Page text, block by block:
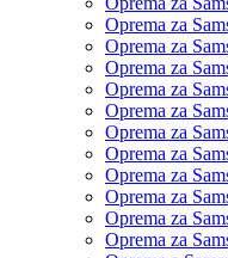
Oprema za
Oprema za
Oprema za
Oprema za
Oprema za
Oprema za
Oprema za
Oprema za
Oprema za
Oprema za
Oprema za